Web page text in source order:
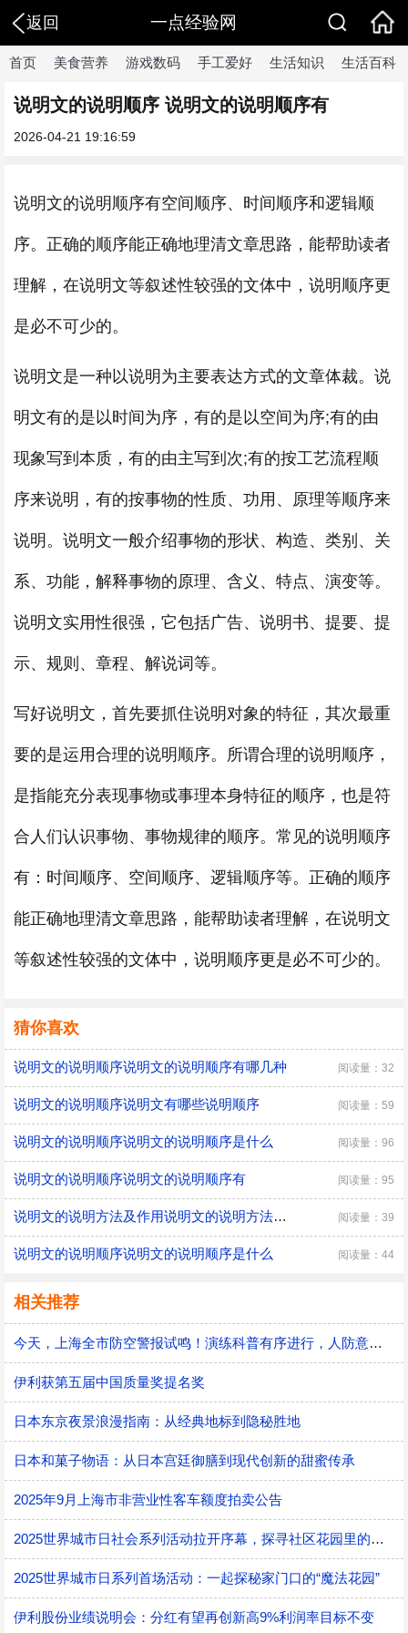
返回 一点经验网
首页 美食营养 游戏数码 手工爱好 生活知识 生活百科
说明文的说明顺序 说明文的说明顺序有
2026-04-21 19:16:59
说明文的说明顺序有空间顺序、时间顺序和逻辑顺
序。正确的顺序能正确地理清文章思路，能帮助读者
理解，在说明文等叙述性较强的文体中，说明顺序更
是必不可少的。
说明文是一种以说明为主要表达方式的文章体裁。说
明文有的是以时间为序，有的是以空间为序;有的由
现象写到本质，有的由主写到次;有的按工艺流程顺
序来说明，有的按事物的性质、功用、原理等顺序来
说明。说明文一般介绍事物的形状、构造、类别、关
系、功能，解释事物的原理、含义、特点、演变等。
说明文实用性很强，它包括广告、说明书、提要、提
示、规则、章程、解说词等。
写好说明文，首先要抓住说明对象的特征，其次最重
要的是运用合理的说明顺序。所谓合理的说明顺序，
是指能充分表现事物或事理本身特征的顺序，也是符
合人们认识事物、事物规律的顺序。常见的说明顺序
有：时间顺序、空间顺序、逻辑顺序等。正确的顺序
能正确地理清文章思路，能帮助读者理解，在说明文
等叙述性较强的文体中，说明顺序更是必不可少的。
猜你喜欢
说明文的说明顺序说明文的说明顺序有哪几种 阅读量：32
说明文的说明顺序说明文有哪些说明顺序 阅读量：59
说明文的说明顺序说明文的说明顺序是什么 阅读量：96
说明文的说明顺序说明文的说明顺序有 阅读量：95
说明文的说明方法及作用说明文的说明方法及作用是什么 阅读量：39
说明文的说明顺序说明文的说明顺序是什么 阅读量：44
相关推荐
今天，上海全市防空警报试鸣！演练科普有序进行，人防意识“声入人心”
伊利获第五届中国质量奖提名奖
日本东京夜景浪漫指南：从经典地标到隐秘胜地
日本和菓子物语：从日本宫廷御膳到现代创新的甜蜜传承
2025年9月上海市非营业性客车额度拍卖公告
2025世界城市日社会系列活动拉开序幕，探寻社区花园里的智慧应用
2025世界城市日系列首场活动：一起探秘家门口的“魔法花园”
伊利股份业绩说明会：分红有望再创新高9%利润率目标不变